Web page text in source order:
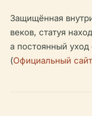
Защищённая
веков, статуя
а постоянный
(Официальный